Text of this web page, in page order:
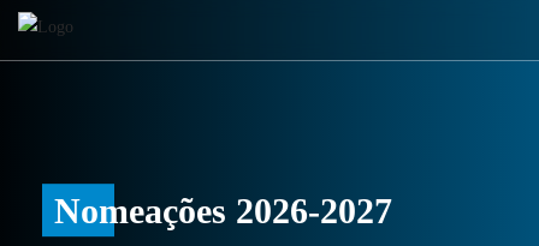
Nomeações 2026-2027